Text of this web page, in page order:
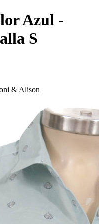
Azul -
S
& Alison